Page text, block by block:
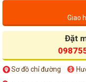
Giao
Đặt
Sơ đồ chỉ đường